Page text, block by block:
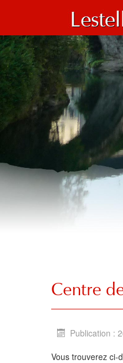
Centre
Publication :
Vous trouverez ci-